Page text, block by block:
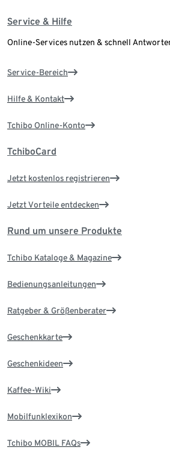
Service & Hilfe
Online-Services nutzen & schnell
Service-Bereich
Hilfe & Kontakt
Tchibo Online-Konto
TchiboCard
Jetzt kostenlos registrieren
Jetzt Vorteile entdecken
Rund um unsere Produkte
Tchibo Kataloge & Magazine
Bedienungsanleitungen
Ratgeber & Größenberater
Geschenkkarte
Geschenkideen
Kaffee-Wiki
Mobilfunklexikon
Tchibo MOBIL FAQs